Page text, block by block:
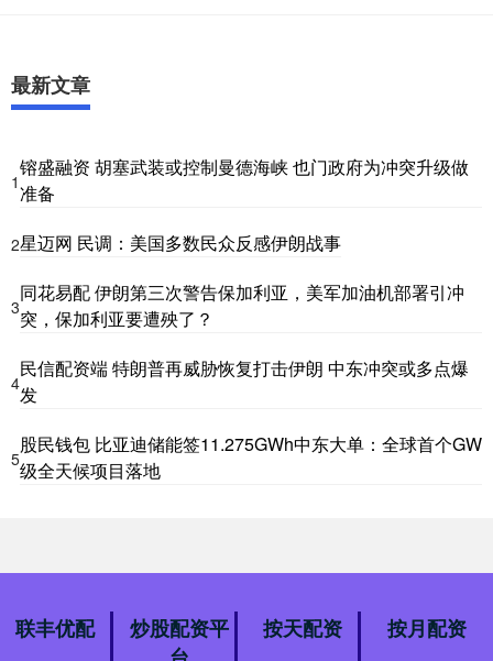
最新文章
1
镕盛融资 胡塞武装或控制曼德海峡 也门政府为冲突升级做
准备
2星迈网 民调：美国多数民众反感伊朗战事
3
同花易配 伊朗第三次警告保加利亚，美军加油机部署引冲
突，保加利亚要遭殃了？
4
民信配资端 特朗普再威胁恢复打击伊朗 中东冲突或多点爆
发
5
股民钱包 比亚迪储能签11.275GWh中东大单：全球首个GW
级全天候项目落地
联丰优配
炒股配资平
按天配资 按月配资